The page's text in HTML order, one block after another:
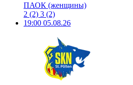
ПАОК (женщины)
2 (2) 3 (2)
19:00 05.08.26